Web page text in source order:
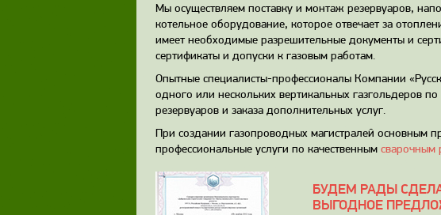
Мы осуществляем поставку и монтаж резервуаров,
котельное оборудование, которое отвечает за
имеет необходимые разрешительные документы и
сертификаты и допуски к газовым работам.
Опытные специалисты-профессионалы Компании
одного или нескольких вертикальных газгольдеров
резервуаров и заказа дополнительных услуг.
При создании газопроводных магистралей основным
профессиональные услуги по качественным сварочным
БУДЕМ РАДЫ
ВЫГОДНОЕ